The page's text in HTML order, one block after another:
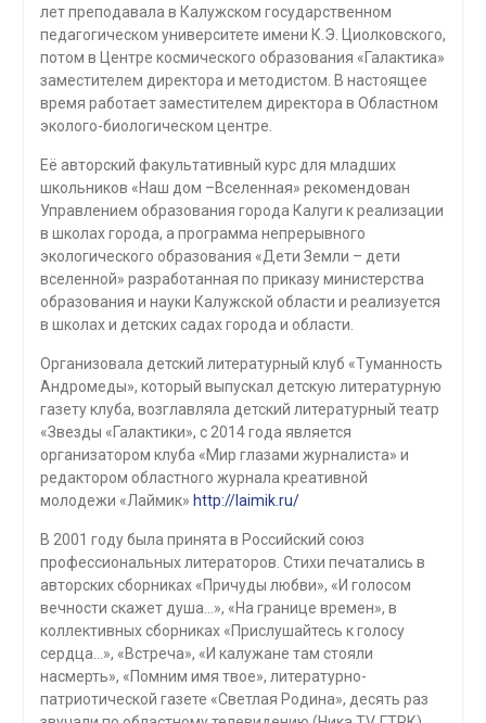
лет преподавала в Калужском государственном
педагогическом университете имени К.Э. Циолковского,
потом в Центре космического образования «Галактика»
заместителем директора и методистом. В настоящее
время работает заместителем директора в Областном
эколого-биологическом центре.
Её авторский факультативный курс для младших
школьников «Наш дом –Вселенная» рекомендован
Управлением образования города Калуги к реализации
в школах города, а программа непрерывного
экологического образования «Дети Земли – дети
вселенной» разработанная по приказу министерства
образования и науки Калужской области и реализуется
в школах и детских садах города и области.
Организовала детский литературный клуб «Туманность
Андромеды», который выпускал детскую литературную
газету клуба, возглавляла детский литературный театр
«Звезды «Галактики», с 2014 года является
организатором клуба «Мир глазами журналиста» и
редактором областного журнала креативной
молодежи «Лаймик» http://laimik.ru/
В 2001 году была принята в Российский союз
профессиональных литераторов. Стихи печатались в
авторских сборниках «Причуды любви», «И голосом
вечности скажет душа…», «На границе времен», в
коллективных сборниках «Прислушайтесь к голосу
сердца…», «Встреча», «И калужане там стояли
насмерть», «Помним имя твое», литературно-
патриотической газете «Светлая Родина», десять раз